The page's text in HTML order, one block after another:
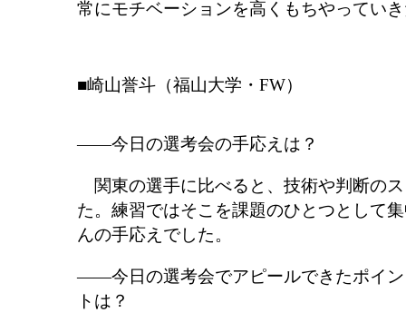
常にモチベーションを高くもちやってい
■崎山誉斗（福山大学・FW）
――今日の選考会の手応えは？
関東の選手に比べると、技術や判断の
た。練習ではそこを課題のひとつとして
んの手応えでした。
――今日の選考会でアピールできたポイ
トは？